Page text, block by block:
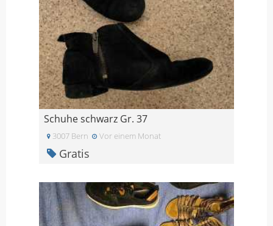
Schuhe schwarz Gr. 37
3007 Bern Vor einem Monat
Gratis